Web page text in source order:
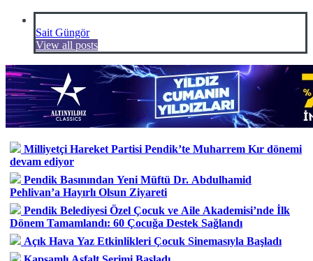
Sait Güngör
View all posts
Milliyetçi Hareket Partisi Pendik’te Muharrem Kır dönemi
devam ediyor
Pendik Basınından Yeni Müftü Dr. Abdulhamid
Pehlivan’a Hayırlı Olsun Ziyareti
Pendik Belediyesi Özel Çocuk ve Aile Akademisi’nde İlk
Dönem Tamamlandı: 60 Çocuğa Destek Sağlandı
Açık Hava Yaz Etkinlikleri Çocuk Sinemasıyla Başladı